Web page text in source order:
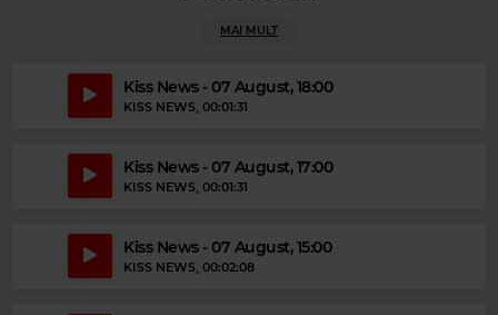
THE EVERLY BROTHERS
MAI MULT
Kiss News - 07 August, 18:00
KISS NEWS, 00:01:31
Kiss News - 07 August, 17:00
KISS NEWS, 00:01:31
Kiss News - 07 August, 15:00
KISS NEWS, 00:02:08